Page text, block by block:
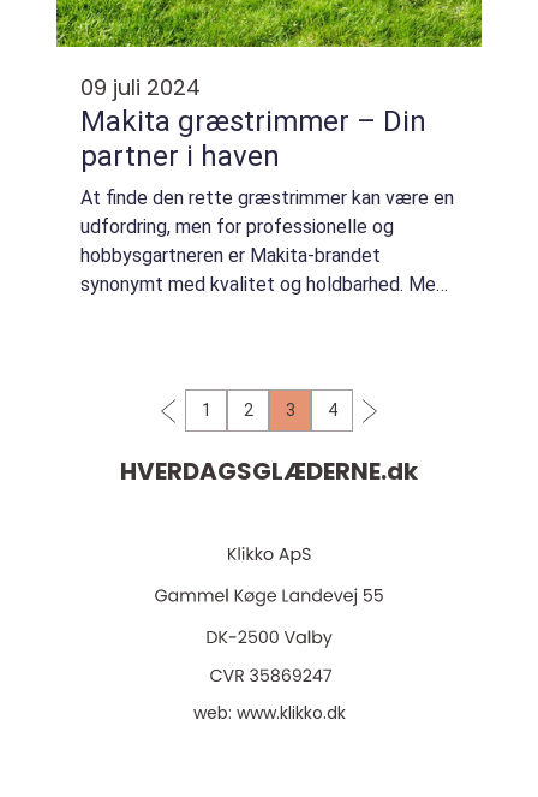
09 juli 2024
Makita græstrimmer – Din
partner i haven
At finde den rette græstrimmer kan være en
udfordring, men for professionelle og
hobbysgartneren er Makita-brandet
synonymt med kvalitet og holdbarhed. Med
1 2 3 4
HVERDAGSGLÆDERNE.dk
web: www.klikko.dk